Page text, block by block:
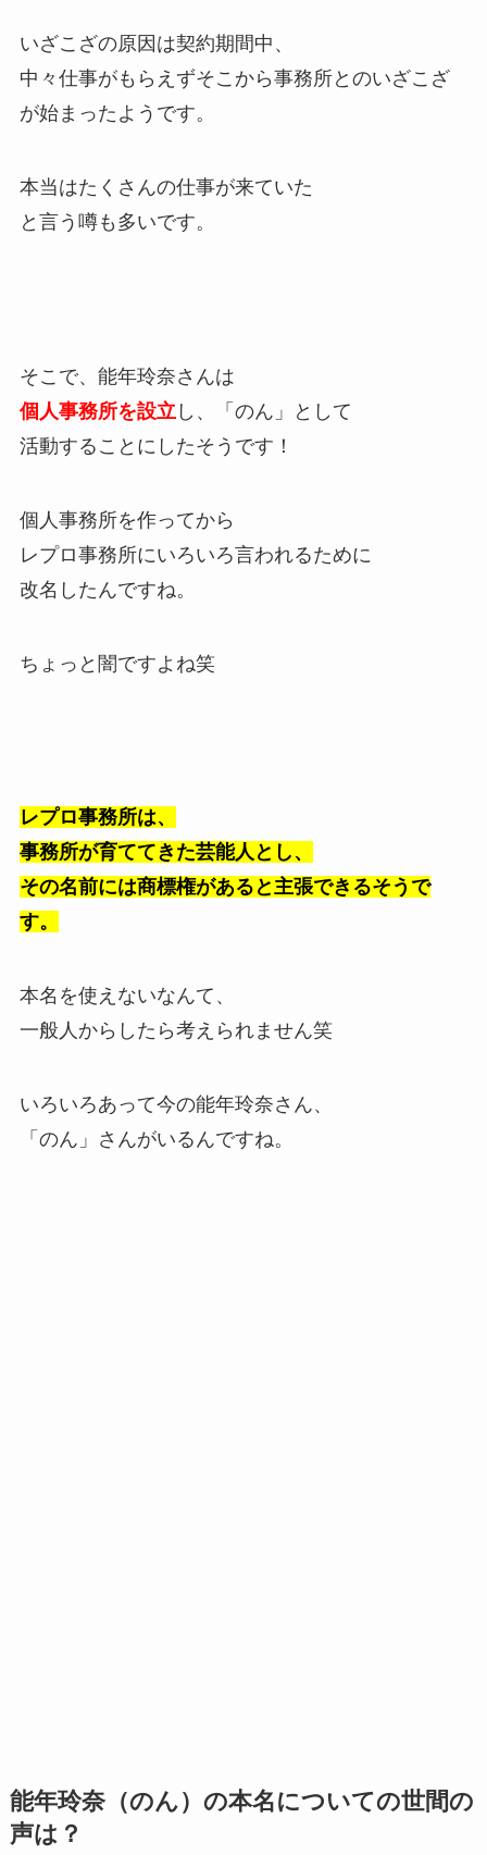
いざこざの原因は契約期間中、
中々仕事がもらえずそこから事務所とのいざこざ
が始まったようです。
本当はたくさんの仕事が来ていた
と言う噂も多いです。
そこで、能年玲奈さんは
個人事務所を設立し、「のん」として
活動することにしたそうです！
個人事務所を作ってから
レプロ事務所にいろいろ言われるために
改名したんですね。
ちょっと闇ですよね笑
レプロ事務所は、
事務所が育ててきた芸能人とし、
その名前には商標権があると主張できるそうで
す。
本名を使えないなんて、
一般人からしたら考えられません笑
いろいろあって今の能年玲奈さん、
「のん」さんがいるんですね。
能年玲奈（のん）の本名についての世間の
声は？